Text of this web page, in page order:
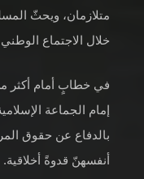
متلازمان، ويحثّ
خلال الاجتماع الوطني
إمام الجماعة
بالدفاع عن حقوق
أنفسهنّ قدوةً أخلاقية.